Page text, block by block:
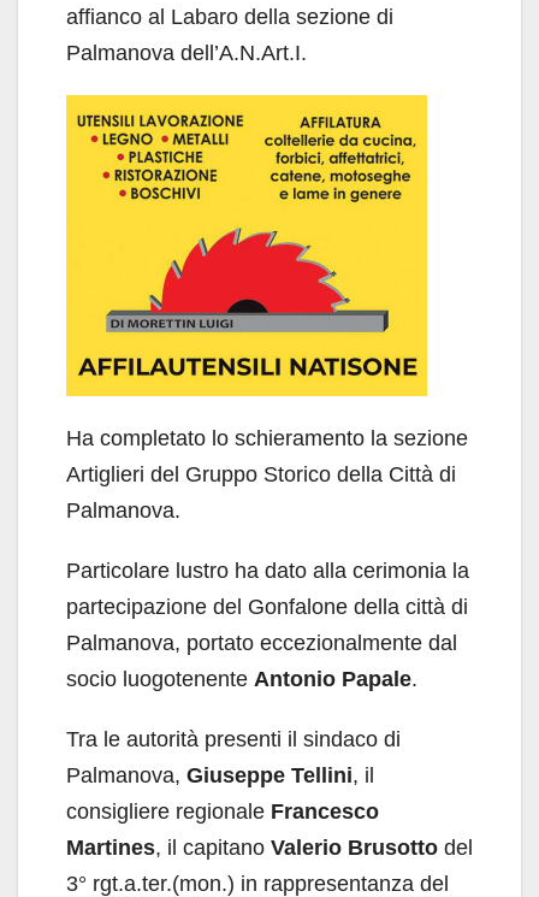
affianco al Labaro della sezione di
Palmanova dell’A.N.Art.I.
Ha completato lo schieramento la sezione
Artiglieri del Gruppo Storico della Città di
Palmanova.
Particolare lustro ha dato alla cerimonia la
partecipazione del Gonfalone della città di
Palmanova, portato eccezionalmente dal
socio luogotenente Antonio Papale.
Tra le autorità presenti il sindaco di
Palmanova, Giuseppe Tellini, il
consigliere regionale Francesco
Martines, il capitano Valerio Brusotto del
3° rgt.a.ter.(mon.) in rappresentanza del